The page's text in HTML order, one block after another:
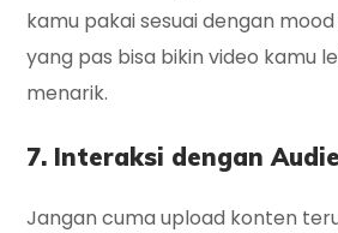
kamu pakai sesuai dengan
yang pas bisa bikin video kamu
menarik.
7. Interaksi dengan
Jangan cuma upload konten